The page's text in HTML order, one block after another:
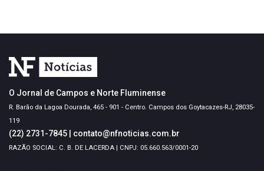
O Jornal de Campos e Norte Fluminense
R. Barão da Lagoa Dourada, 465 - 901 - Centro. Campos dos Goytacazes-RJ, 28035-
119
(22) 2731-7845 contato@nfnoticias.com.br
RAZÃO SOCIAL: C. B. DE LACERDA | CNPJ: 05.660.563/0001-20